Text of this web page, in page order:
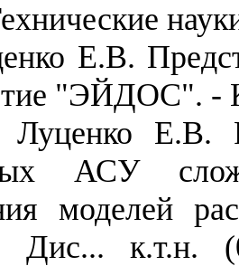
Е.В.
"ЭЙДОС". -
Луценко Е.В.
АСУ
моделей
Дис... к.т.н.